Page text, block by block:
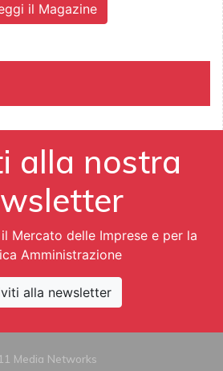
il Magazine
alla nostra
Mercato delle Imprese e per la
Amministrazione
alla newsletter
Media Networks